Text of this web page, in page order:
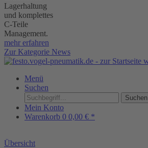
Lagerhaltung
und komplettes
C-Teile
Management.
mehr erfahren
Zur Kategorie News
Menü
Suchen
Suchen
Mein Konto
Warenkorb 0 0,00 € *
Übersicht